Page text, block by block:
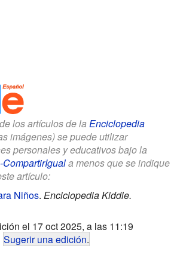
los artículos de la Enciclopedia
imágenes) se puede utilizar
personales y educativos bajo la
a menos que se indique
artículo:
Niños. Enciclopedia Kiddle.
el 17 oct 2025, a las 11:19
Sugerir una edición.